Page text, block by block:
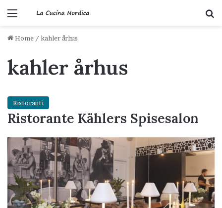
Menu
Home / kahler århus
kahler århus
Ristoranti
Ristorante Kählers Spisesalon